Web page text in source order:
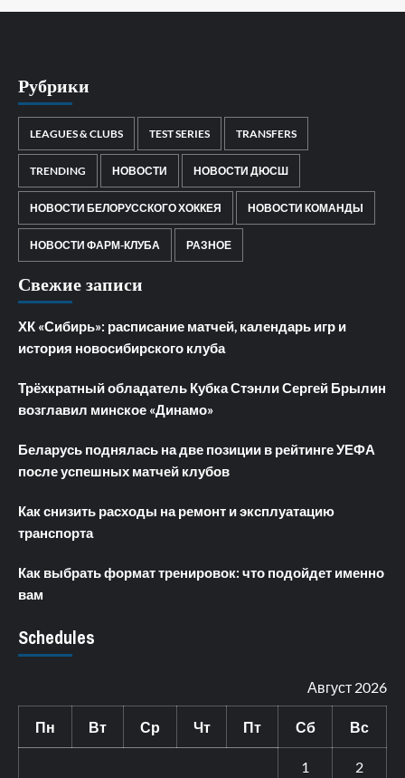
Рубрики
LEAGUES & CLUBS TEST SERIES TRANSFERS
TRENDING НОВОСТИ НОВОСТИ ДЮСШ
НОВОСТИ БЕЛОРУССКОГО ХОККЕЯ НОВОСТИ КОМАНДЫ
НОВОСТИ ФАРМ-КЛУБА РАЗНОЕ
Свежие записи
ХК «Сибирь»: расписание матчей, календарь игр и
история новосибирского клуба
Трёхкратный обладатель Кубка Стэнли Сергей Брылин
возглавил минское «Динамо»
Беларусь поднялась на две позиции в рейтинге УЕФА
после успешных матчей клубов
Как снизить расходы на ремонт и эксплуатацию
транспорта
Как выбрать формат тренировок: что подойдет именно
вам
Schedules
Август 2026
Пн Вт Ср Чт Пт Сб Вс
1 2